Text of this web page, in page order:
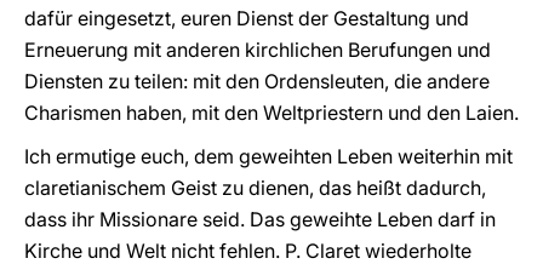
dafür eingesetzt, euren Dienst der Gestaltung und
Erneuerung mit anderen kirchlichen Berufungen und
Diensten zu teilen: mit den Ordensleuten, die andere
Charismen haben, mit den Weltpriestern und den Laien.
Ich ermutige euch, dem geweihten Leben weiterhin mit
claretianischem Geist zu dienen, das heißt dadurch,
dass ihr Missionare seid. Das geweihte Leben darf in
Kirche und Welt nicht fehlen. P. Claret wiederholte